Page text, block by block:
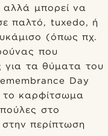
αλλά μπορεί να
παλτό, tuxedo, ή
(όπως πχ.
που
για τα θύματα του
Day
καρφίτσωμα
στο
περίπτωση